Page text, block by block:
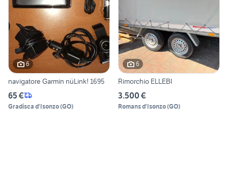
6
navigatore Garmin nüLink! 1695
65 €
Gradisca d'Isonzo(GO)
6
Rimorchio ELLEBI
3.500 €
Romans d'Isonzo(GO)